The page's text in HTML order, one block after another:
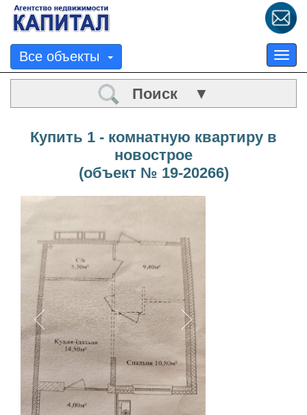
Все объекты
Поиск ▼
Купить 1 - комнатную квартиру в
новострое
(объект № 19-20266)